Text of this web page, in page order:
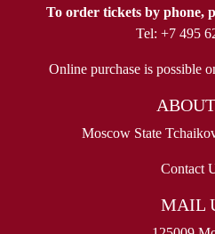
To order tickets by phone,
Tel: +7 495
Online purchase is possible
Moscow State
Contact
MAIL